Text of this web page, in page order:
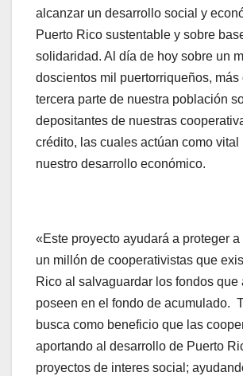
alcanzar un desarrollo social y
Puerto Rico sustentable y sobre
solidaridad. Al día de hoy sobre un
doscientos mil puertorriqueños, más
tercera parte de nuestra población
depositantes de nuestras
crédito, las cuales actúan como vital
nuestro desarrollo económico.
«Este proyecto ayudará a proteger
un millón de cooperativistas que
Rico al salvaguardar los fondos que
poseen en el fondo de acumulado.
busca como beneficio que las
aportando al desarrollo de Puerto
proyectos de interes social;